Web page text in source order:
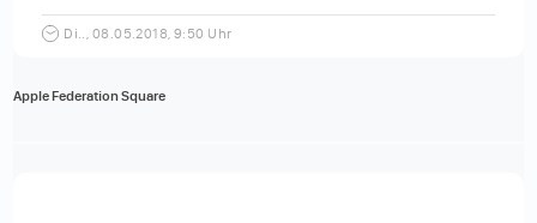
store",...
Di.., 08.05.2018, 9:50 Uhr
Apple Federation Square